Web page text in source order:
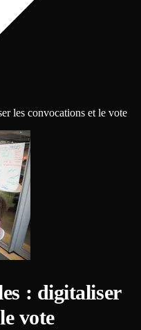
les convocations et le vote
: digitaliser
vote